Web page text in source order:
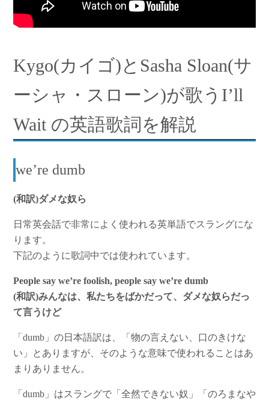
Kygo(カイゴ)とSasha Sloan(サ
ーシャ・スローン)が歌うI’ll
Wait の英語歌詞を解説
we’re dumb
(和訳)ダメな奴ら
日常英会話で非常によく使われる英単語でスラングにな
ります。
下記のように歌詞中では使われています。
People say we’re foolish, people say we’re dumb
(和訳)みんなは、私たちをばかだって、ダメな奴らだっ
て言うけど
「dumb」の日本語訳は、「物の言えない、口のきけな
い」とありますが、そのような意味で使われることはあ
まりありません。
「dumb」はスラングで「全然できない奴」「のろまなや